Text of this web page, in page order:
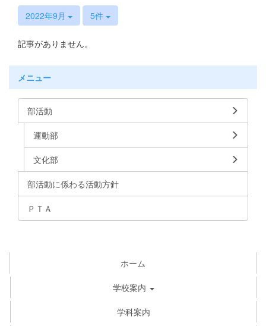
2022年9月 5件
記事がありません。
メニュー
部活動
運動部
文化部
部活動に係わる活動方針
ＰＴＡ
ホーム
学校案内
学科案内